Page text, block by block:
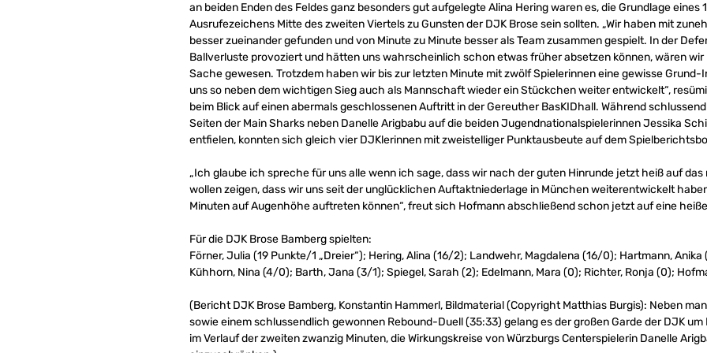
an beiden Enden des Feldes ganz besonders gut aufgelegte Alina Hering waren es, die Grundlage
Ausrufezeichens Mitte des zweiten Viertels zu Gunsten der DJK Brose sein sollten. „Wir haben mit
besser zueinander gefunden und von Minute zu Minute besser als Team zusammen gespielt. In der
Ballverluste provoziert und hätten uns wahrscheinlich schon etwas früher absetzen können, wären
Sache gewesen. Trotzdem haben wir bis zur letzten Minute mit zwölf Spielerinnen eine gewisse
uns so neben dem wichtigen Sieg auch als Mannschaft wieder ein Stückchen weiter entwickelt“,
beim Blick auf einen abermals geschlossenen Auftritt in der Gereuther BasKIDhall. Während
Seiten der Main Sharks neben Danelle Arigbabu auf die beiden Jugendnationalspielerinnen Jessika
entfielen, konnten sich gleich vier DJKlerinnen mit zweistelliger Punktausbeute auf dem
„Ich glaube ich spreche für uns alle wenn ich sage, dass wir nach der guten Hinrunde jetzt heiß auf
wollen zeigen, dass wir uns seit der unglücklichen Auftaktniederlage in München weiterentwickelt
Minuten auf Augenhöhe auftreten können“, freut sich Hofmann abschließend schon jetzt auf eine
Für die DJK Brose Bamberg spielten:
Förner, Julia (19 Punkte/1 „Dreier“); Hering, Alina (16/2); Landwehr, Magdalena (16/0); Hartmann,
Kühhorn, Nina (4/0); Barth, Jana (3/1); Spiegel, Sarah (2); Edelmann, Mara (0); Richter, Ronja (0);
(Bericht DJK Brose Bamberg, Konstantin Hammerl, Bildmaterial (Copyright Matthias Burgis): Neben
sowie einem schlussendlich gewonnen Rebound-Duell (35:33) gelang es der großen Garde der DJK
im Verlauf der zweiten zwanzig Minuten, die Wirkungskreise von Würzburgs Centerspielerin Danelle